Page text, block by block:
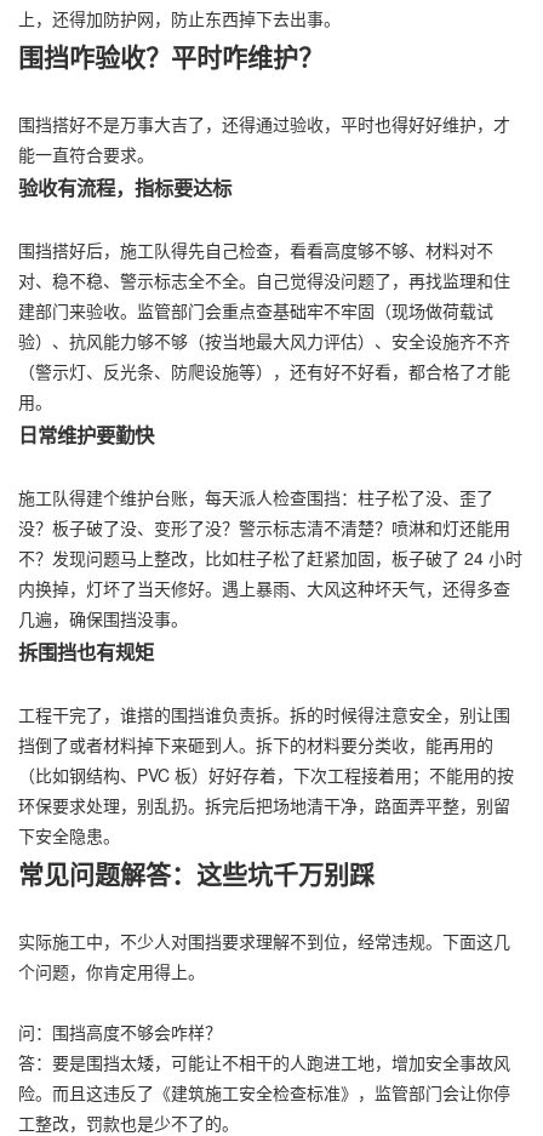
上，还得加防护网，防止东西掉下去出事。
围挡咋验收？平时咋维护？
围挡搭好不是万事大吉了，还得通过验收，平时也得好好维护，才
能一直符合要求。
验收有流程，指标要达标
围挡搭好后，施工队得先自己检查，看看高度够不够、材料对不
对、稳不稳、警示标志全不全。自己觉得没问题了，再找监理和住
建部门来验收。监管部门会重点查基础牢不牢固（现场做荷载试
验）、抗风能力够不够（按当地最大风力评估）、安全设施齐不齐
（警示灯、反光条、防爬设施等），还有好不好看，都合格了才能
用。
日常维护要勤快
施工队得建个维护台账，每天派人检查围挡：柱子松了没、歪了
没？板子破了没、变形了没？警示标志清不清楚？喷淋和灯还能用
不？发现问题马上整改，比如柱子松了赶紧加固，板子破了 24 小时
内换掉，灯坏了当天修好。遇上暴雨、大风这种坏天气，还得多查
几遍，确保围挡没事。
拆围挡也有规矩
工程干完了，谁搭的围挡谁负责拆。拆的时候得注意安全，别让围
挡倒了或者材料掉下来砸到人。拆下的材料要分类收，能再用的
（比如钢结构、PVC 板）好好存着，下次工程接着用；不能用的按
环保要求处理，别乱扔。拆完后把场地清干净，路面弄平整，别留
下安全隐患。
常见问题解答：这些坑千万别踩
实际施工中，不少人对围挡要求理解不到位，经常违规。下面这几
个问题，你肯定用得上。
问：围挡高度不够会咋样？
答：要是围挡太矮，可能让不相干的人跑进工地，增加安全事故风
险。而且这违反了《建筑施工安全检查标准》，监管部门会让你停
工整改，罚款也是少不了的。